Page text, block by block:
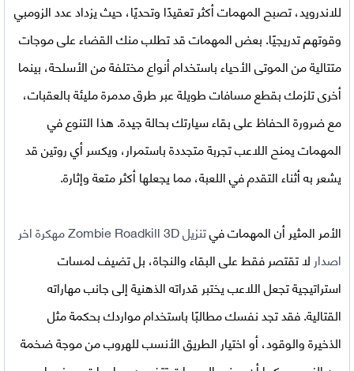
للاندرويد، تصبح المهمات أكثر تعقيدًا وتحديًا، حيث يزداد عدد الزومبي
وقوتهم تدريجيًا. بعض المهمات قد تطلب منك القضاء على موجات
متتالية من الموتى الأحياء باستخدام أنواع مختلفة من الأسلحة، بينما
أخرى تلزمك بقطع مسافات طويلة عبر طرق مدمرة مليئة بالعقبات،
مع ضرورة الحفاظ على بقاء سيارتك بحالة جيدة. هذا التنوع في
المهمات يمنح اللاعب تجربة متجددة باستمرار، ويكسر أي روتين قد
يشعر به أثناء التقدم في اللعبة، مما يجعلها أكثر متعة وإثارة.
الأمر المثير أن المهمات في
تنزيل Zombie Roadkill 3D مهكرة اخر
اصدارلا تقتصر فقط على البقاء والنجاة، بل تضيف لمسات
استراتيجية تجعل اللاعب يختبر قدراته الذهنية إلى جانب مهاراته
القتالية. فقد تجد نفسك مطالبًا باستخدام مواردك بحكمة مثل
الذخيرة والوقود، أو اختيار الطريق الأنسب للهروب من موجة ضخمة